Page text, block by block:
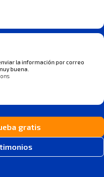
la información por correo
buena.
gratis